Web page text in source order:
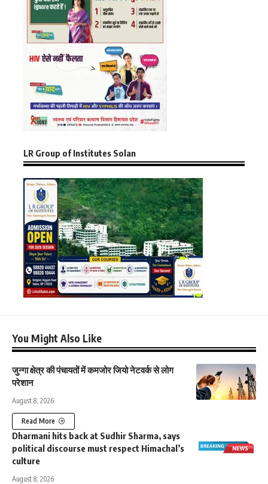
LR Group of Institutes Solan
You Might Also Like
जुन्गा क्षेत्र की पंचायतों में कमजोर जियो नेटवर्क से लोग
परेशान
August 8, 2026
Read More
Dharmani hits back at Sudhir Sharma, says
political discourse must respect Himachal’s
culture
August 8, 2026